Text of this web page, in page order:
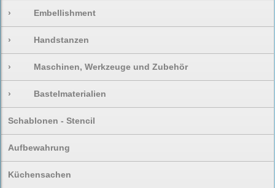
› Embellishment
› Handstanzen
› Maschinen, Werkzeuge und Zubehör
› Bastelmaterialien
Schablonen - Stencil
Aufbewahrung
Küchensachen